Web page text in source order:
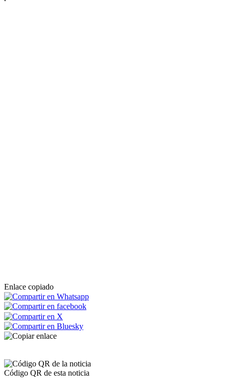
Enlace copiado
Código QR de esta noticia